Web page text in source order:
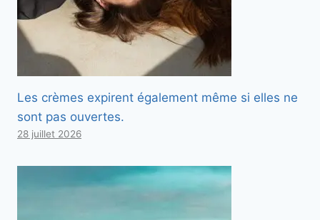
Les crèmes expirent également même si elles ne
sont pas ouvertes.
28 juillet 2026